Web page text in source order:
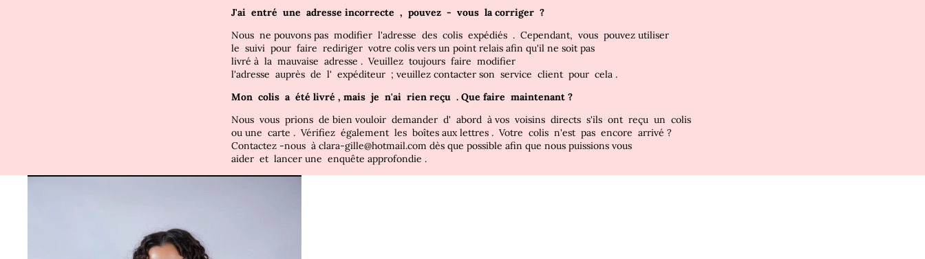
J'ai entré une adresse incorrecte , pouvez - vous lacorriger ?
Nous ne pouvons pas modifier l'adresse des colis expédiés . Cependant, vous pouvez utiliser
le suivi pour faire rediriger votre colis vers un point relais afin qu'il ne soit pas
livré à la mauvaise adresse . Veuillez toujours faire modifier
l'adresse auprès de l' expéditeur ; veuillez contacter son service client pour cela .
Mon colis a été livré , mais je n'ai rien reçu . Que faire maintenant ?
Nous vous prions de bien vouloir demander d' abord à vos voisins directs s'ils ont reçu un colis
ou une carte . Vérifiez également les boîtes aux lettres . Votre colis n'est pas encore arrivé ?
Contactez -nous à clara-gille@hotmail.com dès que possible afin que nous puissions vous
aider et lancer une enquête approfondie .